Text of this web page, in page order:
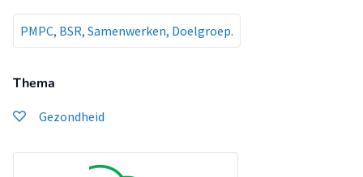
PMPC, BSR, Samenwerken, Doelgroep.
Thema
Gezondheid